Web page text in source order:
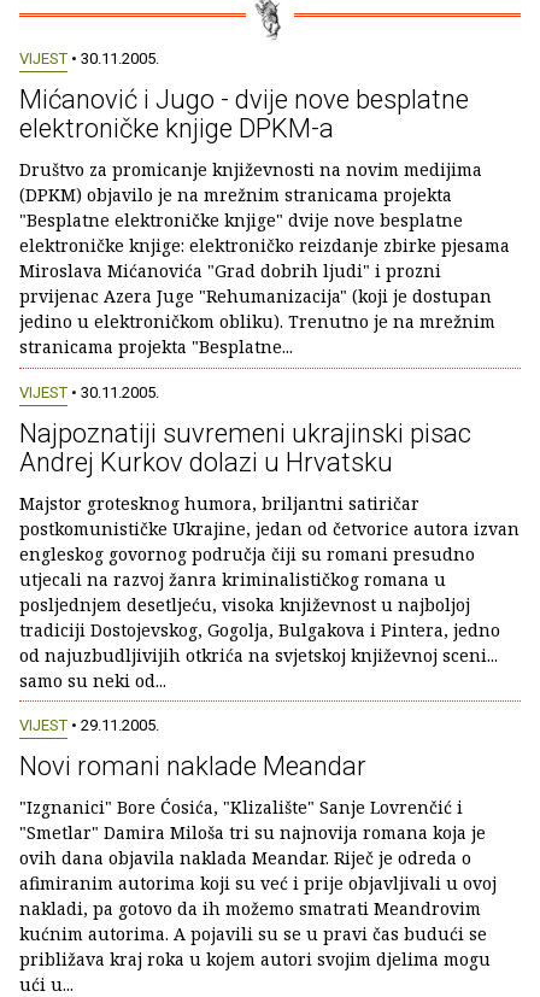
VIJEST • 30.11.2005.
Mićanović i Jugo - dvije nove besplatne
elektroničke knjige DPKM-a
Društvo za promicanje književnosti na novim medijima
(DPKM) objavilo je na mrežnim stranicama projekta
"Besplatne elektroničke knjige" dvije nove besplatne
elektroničke knjige: elektroničko reizdanje zbirke pjesama
Miroslava Mićanovića "Grad dobrih ljudi" i prozni
prvijenac Azera Juge "Rehumanizacija" (koji je dostupan
jedino u elektroničkom obliku). Trenutno je na mrežnim
stranicama projekta "Besplatne...
VIJEST • 30.11.2005.
Najpoznatiji suvremeni ukrajinski pisac
Andrej Kurkov dolazi u Hrvatsku
Majstor grotesknog humora, briljantni satiričar
postkomunističke Ukrajine, jedan od četvorice autora izvan
engleskog govornog područja čiji su romani presudno
utjecali na razvoj žanra kriminalističkog romana u
posljednjem desetljeću, visoka književnost u najboljoj
tradiciji Dostojevskog, Gogolja, Bulgakova i Pintera, jedno
od najuzbudljivijih otkrića na svjetskoj književnoj sceni...
samo su neki od...
VIJEST • 29.11.2005.
Novi romani naklade Meandar
"Izgnanici" Bore Ćosića, "Klizalište" Sanje Lovrenčić i
"Smetlar" Damira Miloša tri su najnovija romana koja je
ovih dana objavila naklada Meandar. Riječ je odreda o
afimiranim autorima koji su već i prije objavljivali u ovoj
nakladi, pa gotovo da ih možemo smatrati Meandrovim
kućnim autorima. A pojavili su se u pravi čas budući se
približava kraj roka u kojem autori svojim djelima mogu
ući u...